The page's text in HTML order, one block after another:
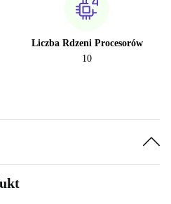
Liczba Rdzeni Procesorów
10